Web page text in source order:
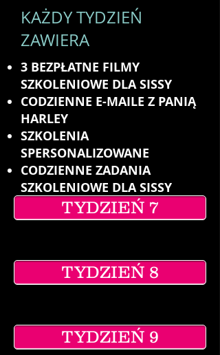
KAŻDY TYDZIEŃ
ZAWIERA
3 BEZPŁATNE FILMY
SZKOLENIOWE DLA SISSY
CODZIENNE E-MAILE Z PANIĄ
HARLEY
SZKOLENIA
SPERSONALIZOWANE
CODZIENNE ZADANIA
SZKOLENIOWE DLA SISSY
TYDZIEŃ 7
TYDZIEŃ 8
TYDZIEŃ 9